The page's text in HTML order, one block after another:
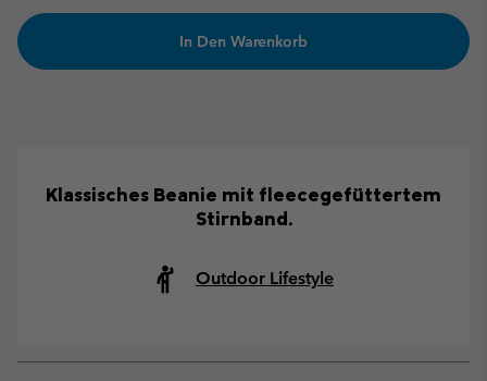
In Den Warenkorb
Klassisches Beanie mit fleecegefüttertem
Stirnband.
Outdoor Lifestyle